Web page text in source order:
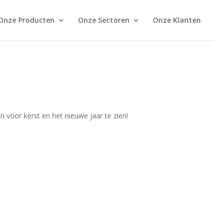
Producten Onze Sectoren Onze Klanten
voor kerst en het nieuwe jaar te zien!